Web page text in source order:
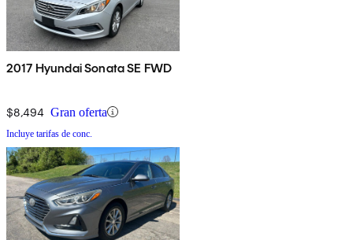
2017 Hyundai Sonata SE FWD
$8,494 Gran oferta
Incluye tarifas de conc.